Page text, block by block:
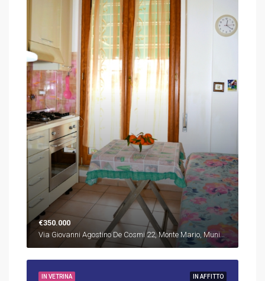
€350.000
Via Giovanni Agostino De Cosmi 22, Monte Mario, Municipio Roma XIV, Roma, Lazio, 00135, Italia, Italia, Lazio, Via Giovanni Agostino De Cosmi 22, Monte Mario, Municipio Roma XIV, Roma, Lazio, 00135, Italia, Roma
IN AFFITTO
IN VETRINA